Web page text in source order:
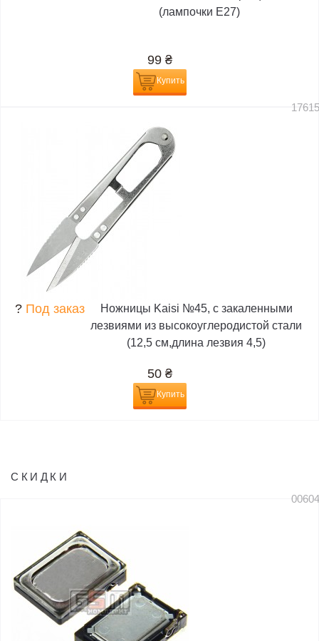
(лампочки E27)
99 ₴
Купить
? Под заказ
Ножницы Kaisi №45, с закаленными
лезвиями из высокоуглеродистой стали
(12,5 см,длина лезвия 4,5)
50 ₴
Купить
СКИДКИ